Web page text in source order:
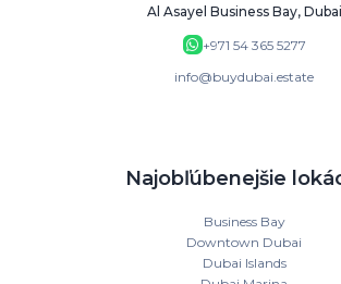
Al Asayel Business Bay, Dubai
+971 54 365 5277
info@buydubai.estate
Najobľúbenejšie
Business Bay
Downtown Dubai
Dubai Islands